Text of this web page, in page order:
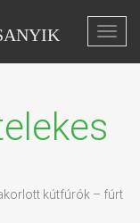
kútfúrók – fúrt